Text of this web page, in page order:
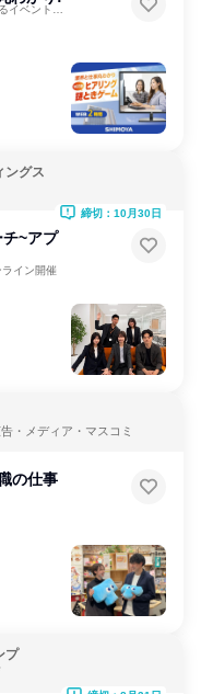
ングス
チ~アプ
イン開催
締切：10月30日
・メディア・マスコミ
の仕事
プ